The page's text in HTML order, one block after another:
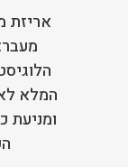
אריזת
המלא
ומניעת